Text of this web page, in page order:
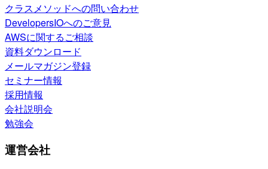
クラスメソッドへの問い合わせ
DevelopersIOへのご意見
AWSに関するご相談
資料ダウンロード
メールマガジン登録
セミナー情報
採用情報
会社説明会
勉強会
運営会社